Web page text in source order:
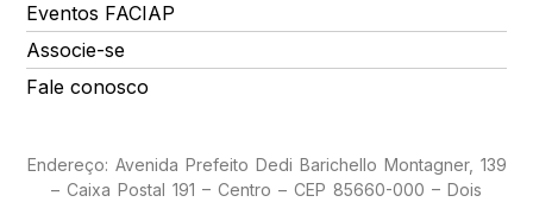
Eventos FACIAP
Associe-se
Fale conosco
Endereço: Avenida Prefeito Dedi Barichello Montagner, 139
– Caixa Postal 191 – Centro – CEP 85660-000 – Dois